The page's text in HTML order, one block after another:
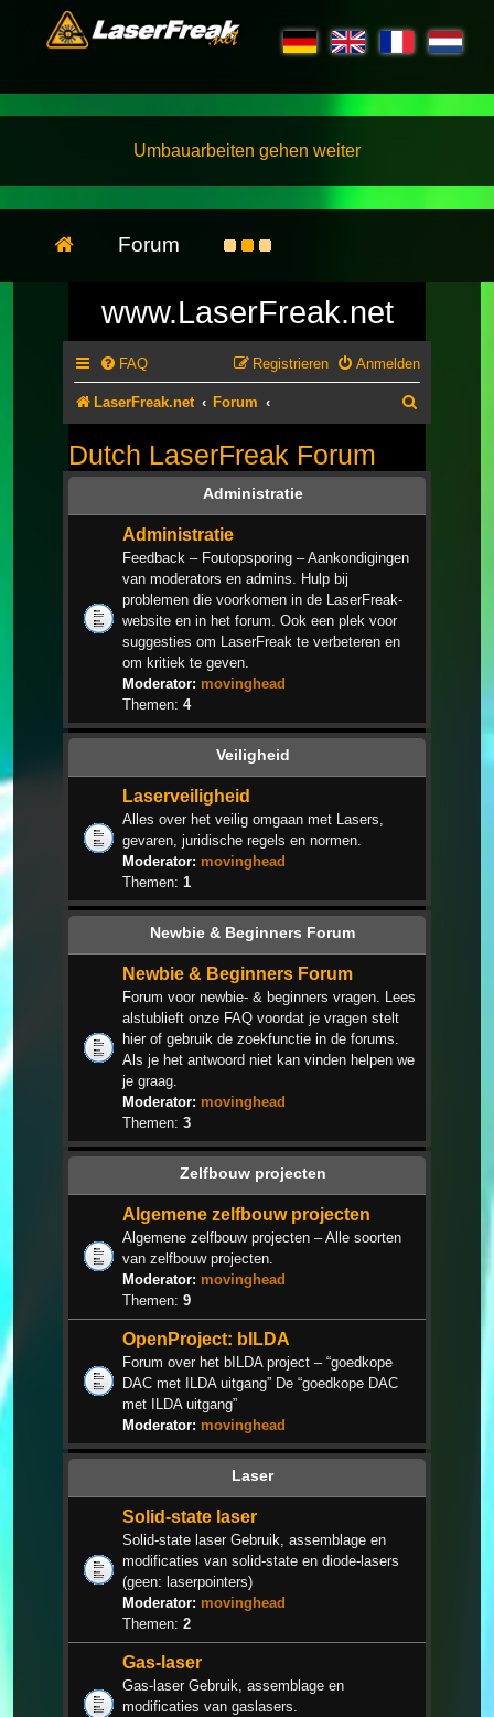
Umbauarbeiten gehen weiter
Forum
www.LaserFreak.net
FAQ Anmelden
Registrieren
LaserFreak.net Forum
Dutch LaserFreak Forum
Administratie
Administratie
Feedback – Foutopsporing – Aankondigingen
van moderators en admins. Hulp bij
problemen die voorkomen in de LaserFreak-
website en in het forum. Ook een plek voor
suggesties om LaserFreak te verbeteren en
om kritiek te geven.
Moderator: movinghead
Themen: 4
Veiligheid
Laserveiligheid
Alles over het veilig omgaan met Lasers,
gevaren, juridische regels en normen.
Moderator: movinghead
Themen: 1
Newbie & Beginners Forum
Newbie & Beginners Forum
Forum voor newbie- & beginners vragen. Lees
alstublieft onze FAQ voordat je vragen stelt
hier of gebruik de zoekfunctie in de forums.
Als je het antwoord niet kan vinden helpen we
je graag.
Moderator: movinghead
Themen: 3
Zelfbouw projecten
Algemene zelfbouw projecten
Algemene zelfbouw projecten – Alle soorten
van zelfbouw projecten.
Moderator: movinghead
Themen: 9
OpenProject: bILDA
Forum over het bILDA project – “goedkope
DAC met ILDA uitgang” De “goedkope DAC
met ILDA uitgang”
Moderator: movinghead
Laser
Solid-state laser
Solid-state laser Gebruik, assemblage en
modificaties van solid-state en diode-lasers
(geen: laserpointers)
Moderator: movinghead
Themen: 2
Gas-laser
Gas-laser Gebruik, assemblage en
modificaties van gaslasers.